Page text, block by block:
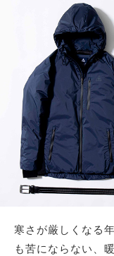
寒さが厳しくなる
も苦にならない、
MAGAZINE
ABOUT SITE